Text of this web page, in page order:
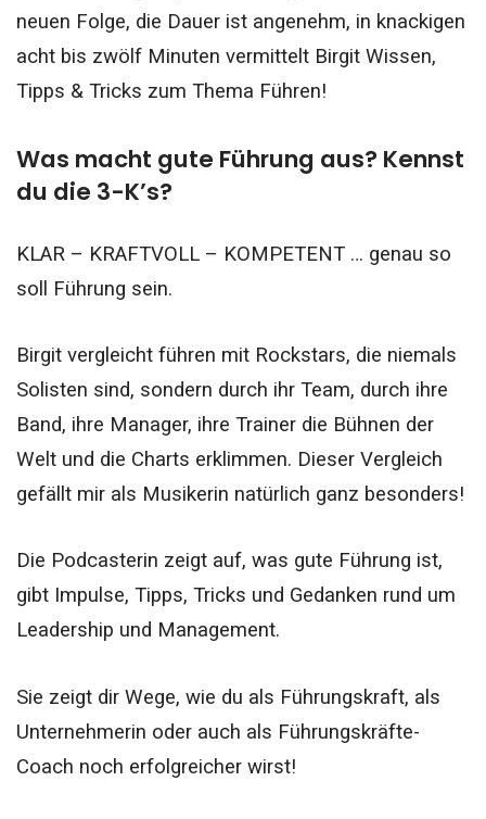
neuen Folge, die Dauer ist angenehm, in knackigen
acht bis zwölf Minuten vermittelt Birgit Wissen,
Tipps & Tricks zum Thema Führen!
Was macht gute Führung aus? Kennst
du die 3-K’s?
KLAR – KRAFTVOLL – KOMPETENT … genau so
soll Führung sein.
Birgit vergleicht führen mit Rockstars, die niemals
Solisten sind, sondern durch ihr Team, durch ihre
Band, ihre Manager, ihre Trainer die Bühnen der
Welt und die Charts erklimmen. Dieser Vergleich
gefällt mir als Musikerin natürlich ganz besonders!
Die Podcasterin zeigt auf, was gute Führung ist,
gibt Impulse, Tipps, Tricks und Gedanken rund um
Leadership und Management.
Sie zeigt dir Wege, wie du als Führungskraft, als
Unternehmerin oder auch als Führungskräfte-
Coach noch erfolgreicher wirst!